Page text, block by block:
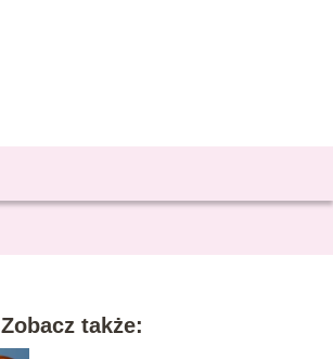
Zobacz także: